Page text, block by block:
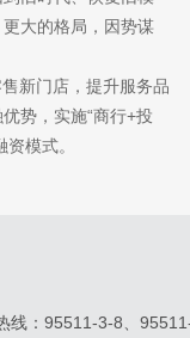
大的格局，因势谋
新门店，提升服务品
势，实施“商行+投
模式。
线：95511-3-8、